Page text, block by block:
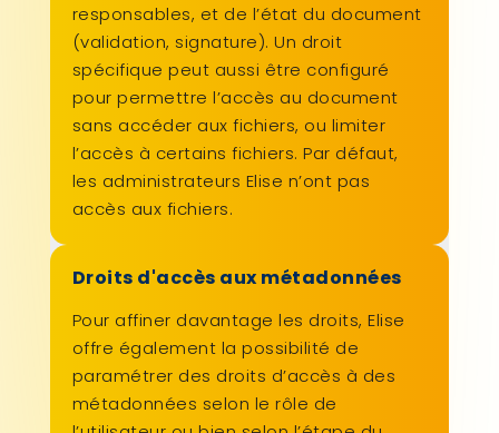
responsables, et de l’état du document
(validation, signature). Un droit
spécifique peut aussi être configuré
pour permettre l’accès au document
sans accéder aux fichiers, ou limiter
l’accès à certains fichiers. Par défaut,
les administrateurs Elise n’ont pas
accès aux fichiers.
Droits d'accès aux métadonnées
Pour affiner davantage les droits, Elise
offre également la possibilité de
paramétrer des droits d’accès à des
métadonnées selon le rôle de